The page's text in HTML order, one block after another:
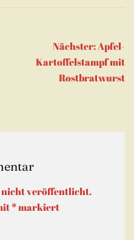
Nächster:Apfel-
Kartoffelstampf mit
Rostbratwurst
nicht veröffentlicht.
*markiert